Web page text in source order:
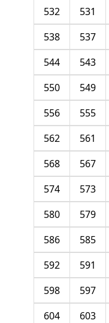
531
532
537
538
543
544
549
550
555
556
561
562
567
568
573
574
579
580
585
586
591
592
597
598
603
604